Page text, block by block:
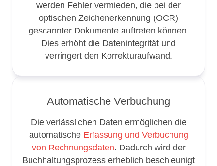
werden Fehler vermieden, die bei der
optischen Zeichenerkennung (OCR)
gescannter Dokumente auftreten können.
Dies erhöht die Datenintegrität und
verringert den Korrekturaufwand.
Automatische Verbuchung
Die verlässlichen Daten ermöglichen die
automatische Erfassung und Verbuchung
von Rechnungsdaten. Dadurch wird der
Buchhaltungsprozess erheblich beschleunigt